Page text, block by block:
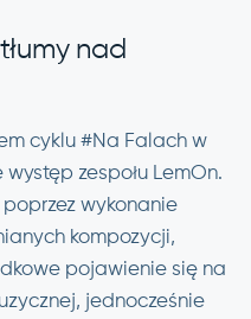
nad
cyklu #Na Falach w
zespołu LemOn.
wykonanie
kompozycji,
pojawienie się na
jednocześnie